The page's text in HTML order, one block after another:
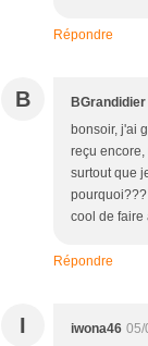
Répondre
B BGrandidier
bonsoir, j'ai
reçu encore,
surtout que
cool de faire
Répondre
I iwona46 05/